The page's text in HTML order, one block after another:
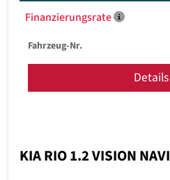
Finanzierungsrate
Fahrzeug-Nr.
Details
KIA RIO 1.2 VISION NAVI